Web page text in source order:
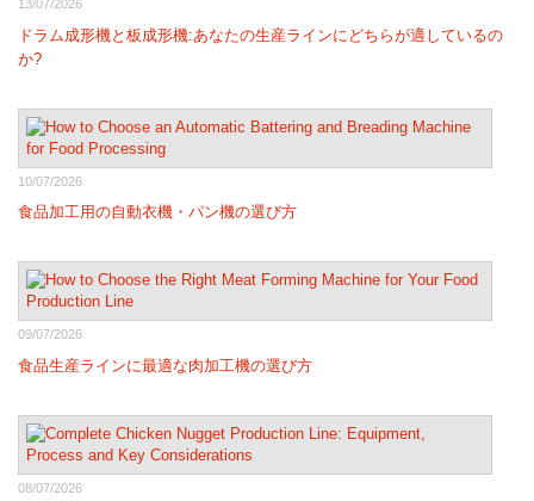
13/07/2026
ドラム成形機と板成形機:あなたの生産ラインにどちらが適しているの
か?
10/07/2026
食品加工用の自動衣機・パン機の選び方
09/07/2026
食品生産ラインに最適な肉加工機の選び方
08/07/2026